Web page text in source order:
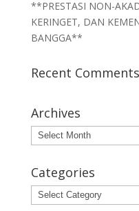
**PRESTASI NON-
KERINGET, DAN
BANGGA**
Recent Comments
Archives
Archives
Categories
Categories